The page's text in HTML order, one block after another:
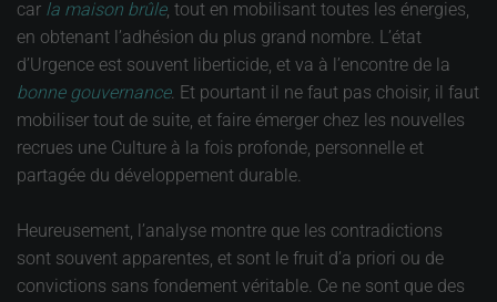
car la maison brûle, tout en mobilisant toutes les énergies,
en obtenant l’adhésion du plus grand nombre. L’état
d’Urgence est souvent liberticide, et va à l’encontre de la
bonne gouvernance. Et pourtant il ne faut pas choisir, il faut
mobiliser tout de suite, et faire émerger chez les nouvelles
recrues une Culture à la fois profonde, personnelle et
partagée du développement durable.
Heureusement, l’analyse montre que les contradictions
sont souvent apparentes, et sont le fruit d’a priori ou de
convictions sans fondement véritable. Ce ne sont que des